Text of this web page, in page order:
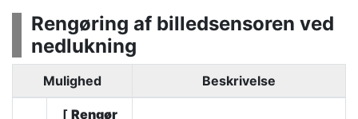
Rengøring af billedsensoren ved
nedlukning
Mulighed Beskrivelse
[ Rengør